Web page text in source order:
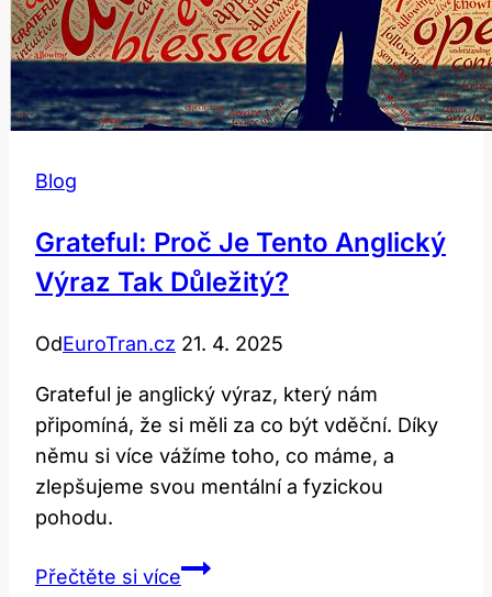
Blog
Grateful: Proč Je Tento Anglický
Výraz Tak Důležitý?
OdEuroTran.cz 21. 4. 2025
Grateful je anglický výraz, který nám
připomíná, že si měli za co být vděční. Díky
němu si více vážíme toho, co máme, a
zlepšujeme svou mentální a fyzickou
pohodu.
Přečtěte si víceGrateful: